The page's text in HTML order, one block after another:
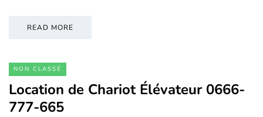
READ MORE
NON CLASSÉ
Location de Chariot Élévateur 0666-
777-665